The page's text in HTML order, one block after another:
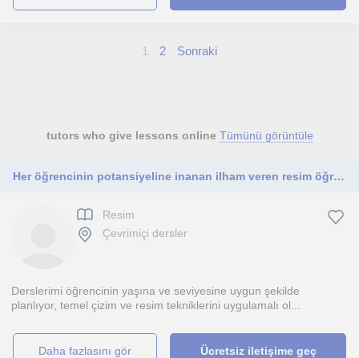
1 2 Sonraki
tutors who give lessons online Tümünü görüntüle
Her öğrencinin potansiyeline inanan ilham veren resim öğretmeni.
Resim
Çevrimiçi dersler
Derslerimi öğrencinin yaşına ve seviyesine uygun şekilde
planlıyor, temel çizim ve resim tekniklerini uygulamalı ol...
daha fazlasını gör Ücretsiz iletişime geç